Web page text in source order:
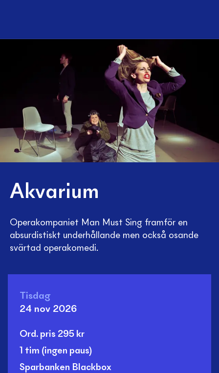
Akvarium
Operakompaniet Man Must Sing framför en
absurdistiskt underhållande men också osande
svärtad operakomedi.
Tisdag
24 nov 2026
Ord. pris 295 kr
1 tim (ingen paus)
Sparbanken Blackbox